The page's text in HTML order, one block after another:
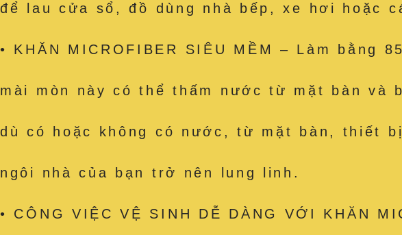
để lau cửa sổ, đồ dùng nhà bếp, xe hơi hoặc
• KHĂN MICROFIBER SIÊU MỀM – Làm bằng
mài mòn này có thể thấm nước từ mặt bàn và
dù có hoặc không có nước, từ mặt bàn, thiết
ngôi nhà của bạn trở nên lung linh.
• CÔNG VIỆC VỆ SINH DỄ DÀNG VỚI KHĂN